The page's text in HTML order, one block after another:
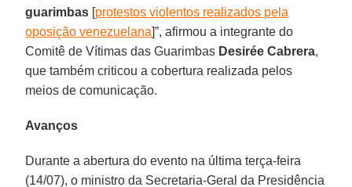
guarimbas [protestos violentos realizados pela
oposição venezuelana]”, afirmou a integrante do
Comitê de Vítimas das Guarimbas Desirée Cabrera,
que também criticou a cobertura realizada pelos
meios de comunicação.
Avanços
Durante a abertura do evento na última terça-feira
(14/07), o ministro da Secretaria-Geral da Presidência